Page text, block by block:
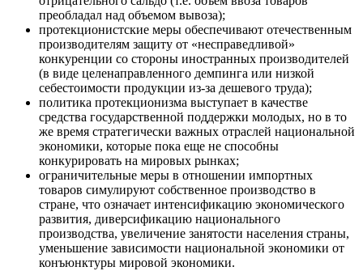
преобладал над объемом вывоза);
протекционистские меры обеспечивают отечественным
производителям защиту от «несправедливой»
конкуренции со стороны иностранных производителей
(в виде целенаправленного демпинга или низкой
себестоимости продукции из-за дешевого труда);
политика протекционизма выступает в качестве
средства государственной поддержки молодых, но в то
же время стратегически важных отраслей национальной
экономики, которые пока еще не способны
конкурировать на мировых рынках;
ограничительные меры в отношении импортных
товаров симулируют собственное производство в
стране, что означает интенсификацию экономического
развития, диверсификацию национального
производства, увеличение занятости населения страны,
уменьшение зависимости национальной экономики от
конъюнктуры мировой экономики.